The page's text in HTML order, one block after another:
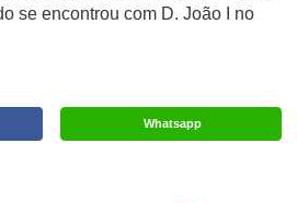
se encontrou com D. João I no
Whatsapp